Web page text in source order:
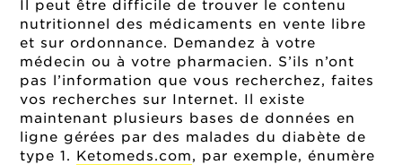
Il peut être difficile de trouver le contenu
nutritionnel des médicaments en vente libre
et sur ordonnance. Demandez à votre
médecin ou à votre pharmacien. S’ils n’ont
pas l’information que vous recherchez, faites
vos recherches sur Internet. Il existe
maintenant plusieurs bases de données en
ligne gérées par des malades du diabète de
type 1. Ketomeds.com, par exemple, énumère